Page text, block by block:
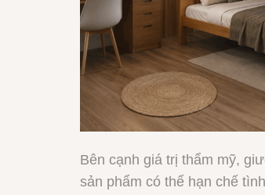
Bên cạnh giá trị thẩm mỹ,
sản phẩm có thể hạn chế